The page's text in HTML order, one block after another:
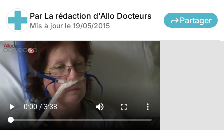
Par La rédaction d'Allo Docteurs
Mis à jour le 19/05/2015
Partager